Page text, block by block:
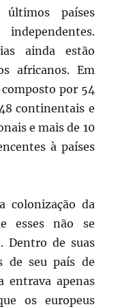
últimos países
ainda estão
africanos. Em
por 54
continentais e
e mais de 10
à países
colonização da
esses não se
Dentro de suas
de seu país de
entrava apenas
os europeus